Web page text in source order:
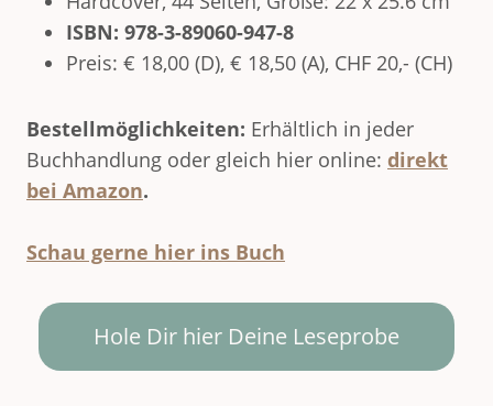
ISBN: 978-3-89060-947-8
Preis: € 18,00 (D), € 18,50 (A), CHF 20,- (CH)
Bestellmöglichkeiten: Erhältlich in jeder
Buchhandlung oder gleich hier online: direkt
bei Amazon.
Schau gerne hier ins Buch
Hole Dir hier Deine Leseprobe